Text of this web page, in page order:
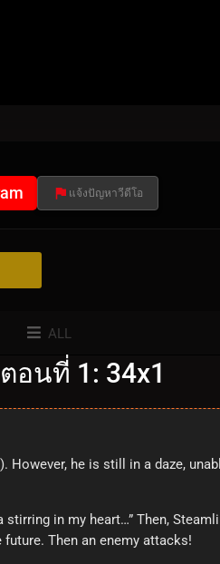
แจ้งปัญหาวีดีโอ
ALL
อนที่ 1: 34x1
he is still in a daze,
in my heart…” Then,
Then an enemy attacks!